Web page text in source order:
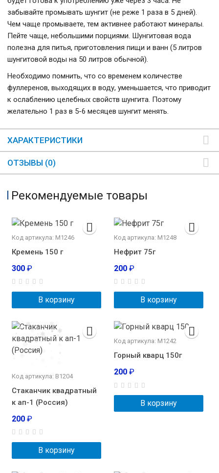
забывайте промывать шунгит (не реже 1 раза в 5 дней).
Чем чаще промываете, тем активнее работают минералы.
Пейте чаще, небольшими порциями. Шунгитовая вода
полезна для питья, приготовления пищи и ванн (5 литров
шунгитовой воды на 50 литров обычной).
Необходимо помнить, что со временем количестве
фуллеренов, выходящих в воду, уменьшается, что приводит
к ослаблению целебных свойств шунгита. Поэтому
желательно 1 раз в 5-6 месяцев шунгит менять.
ХАРАКТЕРИСТИКИ
ОТЗЫВЫ (0)
Рекомендуемые товары
Код артикула: М1246
Кремень 150 г
300 ₽
В корзину
Код артикула: М1248
Нефрит 75г
200 ₽
В корзину
Код артикула: В1204
Стаканчик квадратный
к ап-1 (Россия)
200 ₽
В корзину
Код артикула: М1242
Горный кварц 150г
200 ₽
В корзину